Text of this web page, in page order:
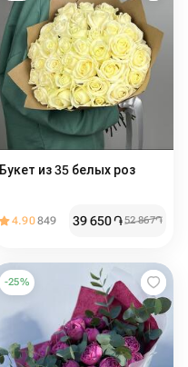
Букет из 35 белых роз
4.90849 39 650֏52 867֏
-25%